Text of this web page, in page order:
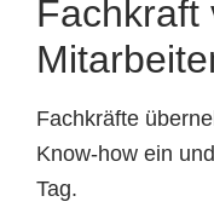
Fachkraft
Fachkräfte
Know-how ein
Tag.